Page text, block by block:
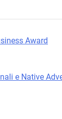
Award
e Native